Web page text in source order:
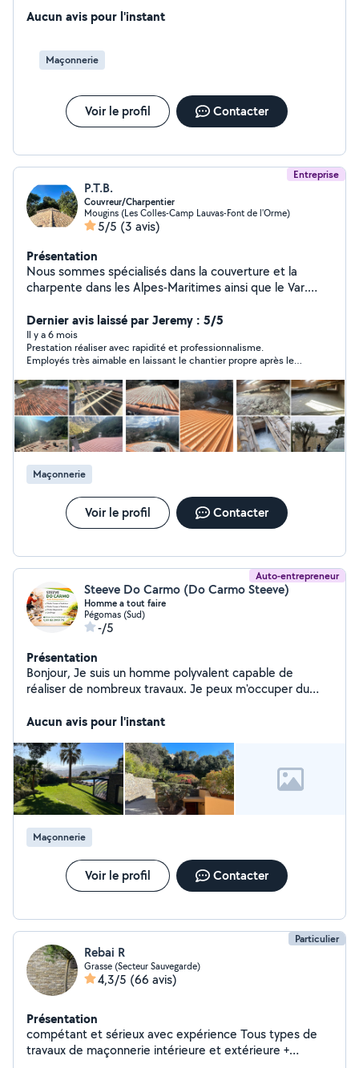
Aucun avis pour l'instant
Maçonnerie
Voir le profil Contacter
Entreprise
P.T.B.
Couvreur/Charpentier
Mougins (Les Colles-Camp Lauvas-Font de l'Orme)
5/5 (3 avis)
Présentation
Nous sommes spécialisés dans la couverture et la
charpente dans les Alpes-Maritimes ainsi que le Var.
réunit des couvreurs passionnés, formés aux techniques
traditionnelles et aux innovations modernes, pour des
résultats fiables et esthétiques SANS aucune sous
traitance. Nous accompagnons les particuliers comme
les professionnels dans tous les projets: réparation de
toiture, rénovation de charpente, isolation thermique et
étanchéité, pose de fenêtres de toit, zinguerie et
reprise de couverture après sinistre.
Dernier avis laissé par Jeremy : 5/5
Il y a 6 mois
Prestation réaliser avec rapidité et professionnalisme.
Employés très aimable en laissant le chantier propre après leur
Maçonnerie
Voir le profil Contacter
Auto-entrepreneur
Steeve Do Carmo (Do Carmo Steeve)
Homme a tout faire
Pégomas (Sud)
-/5
Présentation
Bonjour, Je suis un homme polyvalent capable de
réaliser de nombreux travaux. Je peux m'occuper du
ainsi que des travaux de jardinage : taille, tonte de
petits travaux de maçonnerie, comme le dallage, la
construction de murs en pierre, et divers
aménagements extérieurs. Sérieux, motivé et soigneux
dans mon travail, je reste à votre disposition pour
étudier vos besoins.
Aucun avis pour l'instant
Maçonnerie
Voir le profil Contacter
Particulier
Rebai R
Grasse (Secteur Sauvegarde)
4,3/5 (66 avis)
Présentation
compétant et sérieux avec expérience Tous types de
travaux de maçonnerie intérieure et extérieure +